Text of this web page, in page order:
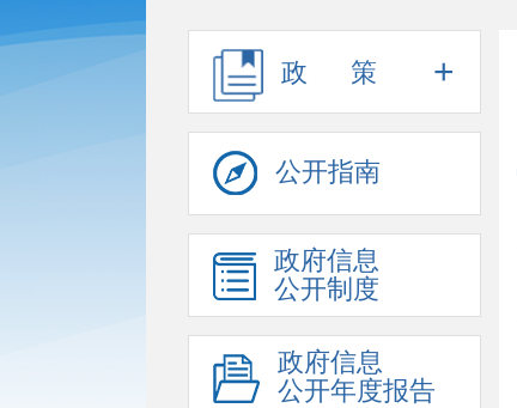
政 策 +
公开指南
政府信息
公开制度
政府信息
公开年度报告